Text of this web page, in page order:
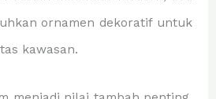
ornamen dekoratif untuk
kawasan.